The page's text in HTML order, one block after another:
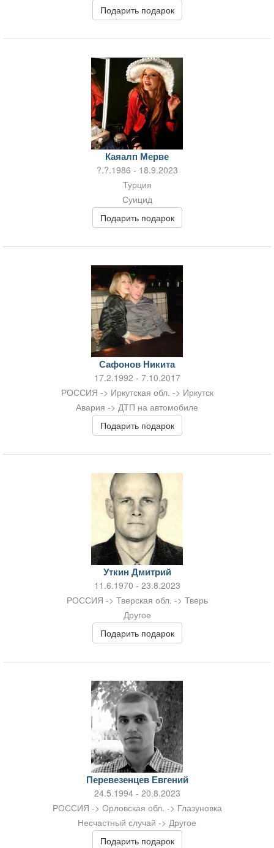
Подарить подарок
Каяалп Мерве
?.?.1986 - 18.9.2023
Турция
Суицид
Подарить подарок
Сафонов Никита
17.2.1992 - 7.10.2017
РОССИЯ -> Иркутская обл. -> Иркутск
Авария -> ДТП на автомобиле
Подарить подарок
Уткин Дмитрий
11.6.1970 - 23.8.2023
РОССИЯ -> Тверская обл. -> Тверь
Другое
Подарить подарок
Перевезенцев Евгений
24.5.1994 - 20.8.2023
РОССИЯ -> Орловская обл. -> Глазуновка
Несчастный случай -> Другое
Подарить подарок